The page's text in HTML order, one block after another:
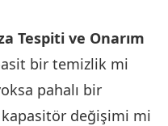
Tespiti ve Onarım
bir temizlik mi
pahalı bir
değişimi mi